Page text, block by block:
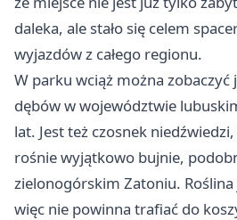
daleka, ale stało się celem
wyjazdów z całego regionu.
W parku wciąż można zobaczyć
dębów w województwie
lat. Jest też czosnek
rośnie wyjątkowo bujnie,
zielonogórskim Zatoniu.
więc nie powinna trafiać do